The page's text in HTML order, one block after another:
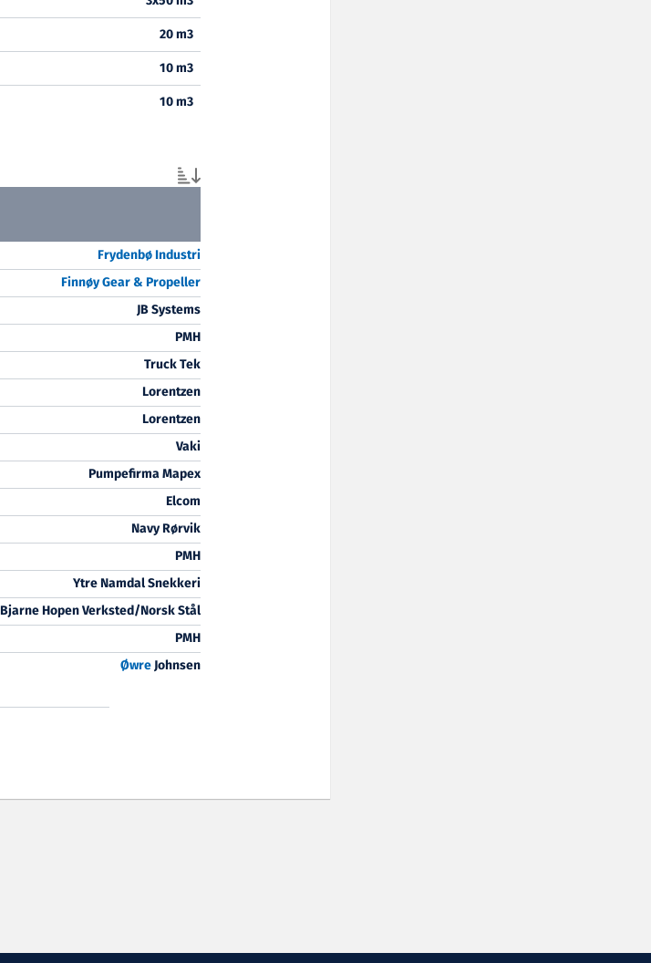
20 m3
10 m3
10 m3
Frydenbø Industri
Finnøy Gear & Propeller
JB Systems
PMH
Truck Tek
Lorentzen
Lorentzen
Vaki
Pumpefirma Mapex
Elcom
Navy Rørvik
PMH
Ytre Namdal Snekkeri
Bjarne Hopen Verksted/Norsk Stål
PMH
ØwreJohnsen